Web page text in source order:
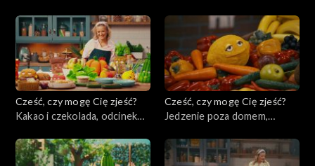
Cześć, czy mogę Cię zjeść?
Kakao i czekolada, odcinek
Cześć, czy mogę Cię zjeść?
Jedzenie poza domem,